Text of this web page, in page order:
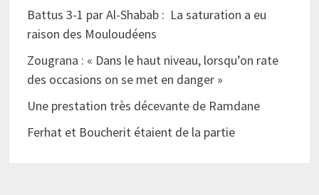
Battus 3-1 par Al-Shabab : La saturation a eu
raison des Mouloudéens
Zougrana : « Dans le haut niveau, lorsqu’on rate
des occasions on se met en danger »
Une prestation très décevante de Ramdane
Ferhat et Boucherit étaient de la partie